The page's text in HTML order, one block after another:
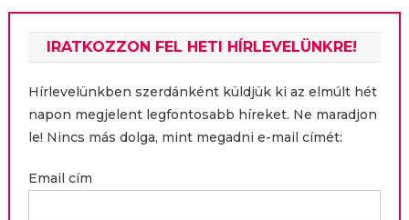
IRATKOZZON FEL HETI HÍRLEVELÜNKRE!
Hírlevelünkben szerdánként küldjük ki az elmúlt hét
napon megjelent legfontosabb híreket. Ne maradjon
le! Nincs más dolga, mint megadni e-mail címét:
Email cím